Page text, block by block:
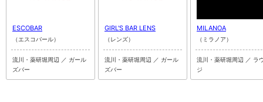
ESCOBAR
（エスコバール）
流川・薬研堀周辺 ／ ガール
ズバー
GIRL'S BAR LENS
（レンズ）
流川・薬研堀周辺 ／ ガール
ズバー
MILANOA
（ミラノア）
流川・薬研堀周辺 ／ ラ
ジ